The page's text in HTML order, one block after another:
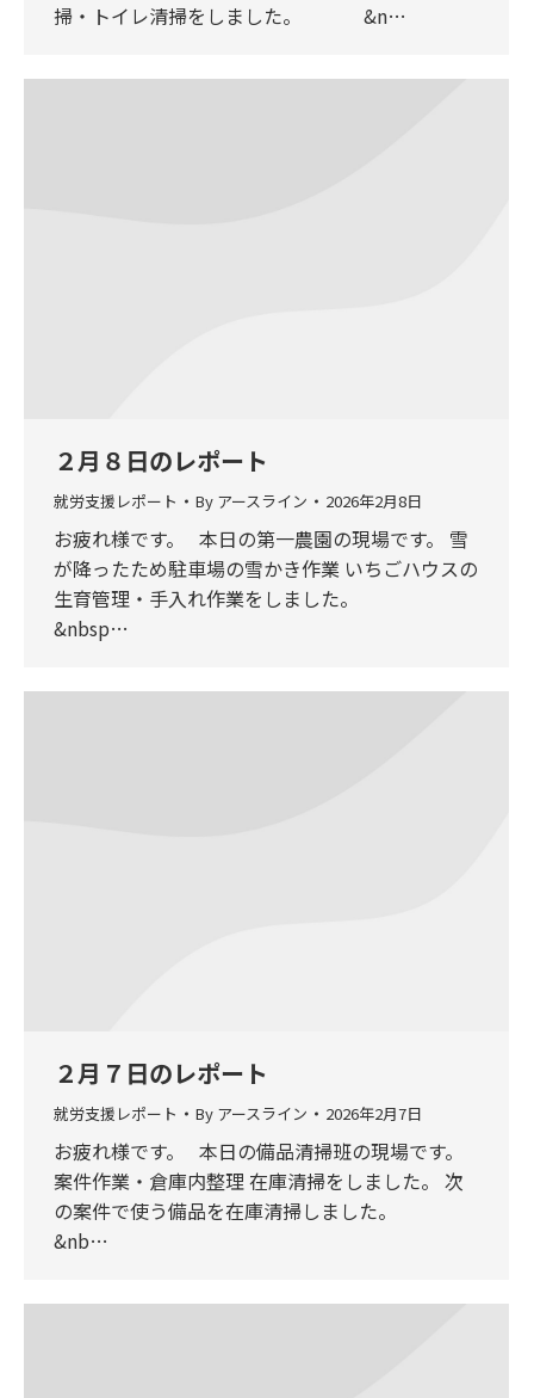
掃・トイレ清掃をしました。 &n…
２月８日のレポート
就労支援レポート By アースライン 2026年2月8日
お疲れ様です。 本日の第一農園の現場です。 雪
が降ったため駐車場の雪かき作業 いちごハウスの
生育管理・手入れ作業をしました。
&nbsp…
２月７日のレポート
就労支援レポート By アースライン 2026年2月7日
お疲れ様です。 本日の備品清掃班の現場です。
案件作業・倉庫内整理 在庫清掃をしました。 次
の案件で使う備品を在庫清掃しました。
&nb…